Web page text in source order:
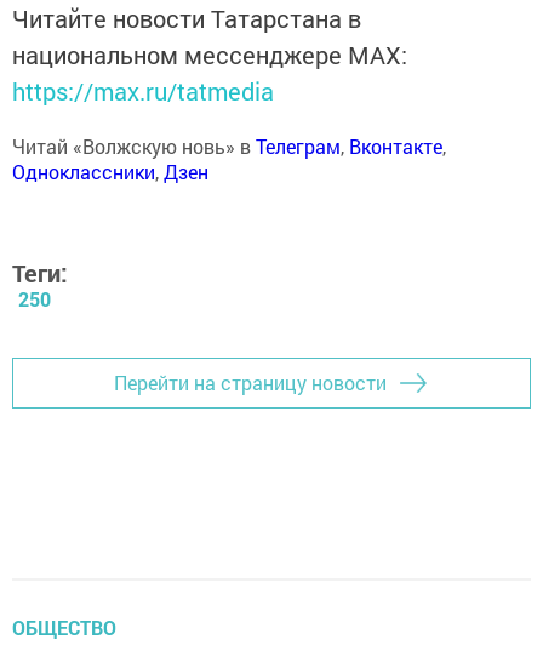
Читайте новости Татарстана в
национальном мессенджере MАХ:
https://max.ru/tatmedia
Читай «Волжскую новь» вТелеграм, Вконтакте,
Одноклассники,Дзен
Теги:
250
Перейти на страницу новости
ОБЩЕСТВО